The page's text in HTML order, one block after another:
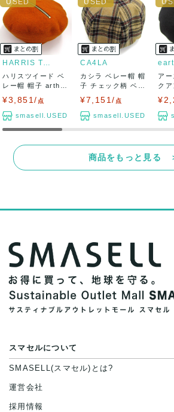
HARRIS TWEED
ハリスツイード ベ
レー帽 帽子 arth
¥3,851/ 点
smasell.USED
CA4LA
カシラ ベレー帽 帽
子 チェック柄 ベル
¥7,151/ 点
smasell.USED
アー
クア
商品をもっと見る
スマセルについて
SMASELL(スマセル)とは?
運営会社
採用情報